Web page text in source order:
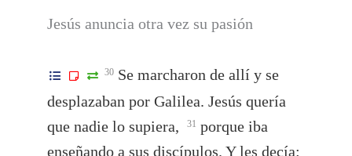
Jesús anuncia otra vez su pasión
30 Se marcharon de allí y se
desplazaban por Galilea. Jesús quería
que nadie lo supiera,
31 porque iba
enseñando a sus discípulos. Y les decía: